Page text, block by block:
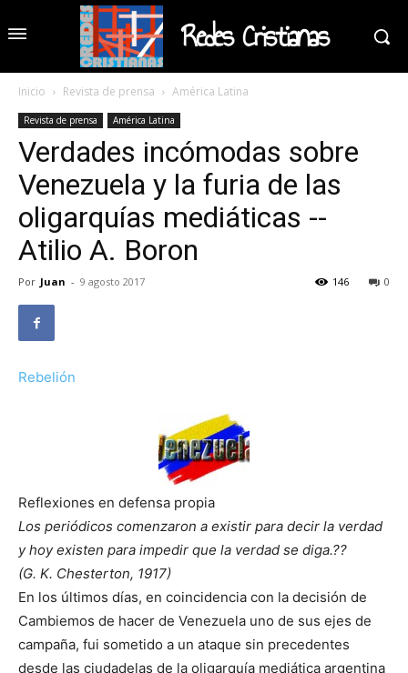
Redes Cristianas
Inicio Revista de prensa América Latina
Revista de prensa América Latina
Verdades incómodas sobre
Venezuela y la furia de las
oligarquías mediáticas --
Atilio A. Boron
Por Juan - 9 agosto 2017 0
146
Rebelión
Reflexiones en defensa propia
Los periódicos comenzaron a existir para decir la verdad
y hoy existen para impedir que la verdad se diga.??
(G. K. Chesterton, 1917)
En los últimos días, en coincidencia con la decisión de
Cambiemos de hacer de Venezuela uno de sus ejes de
campaña, fui sometido a un ataque sin precedentes
desde las ciudadelas de la oligarquía mediática argentina